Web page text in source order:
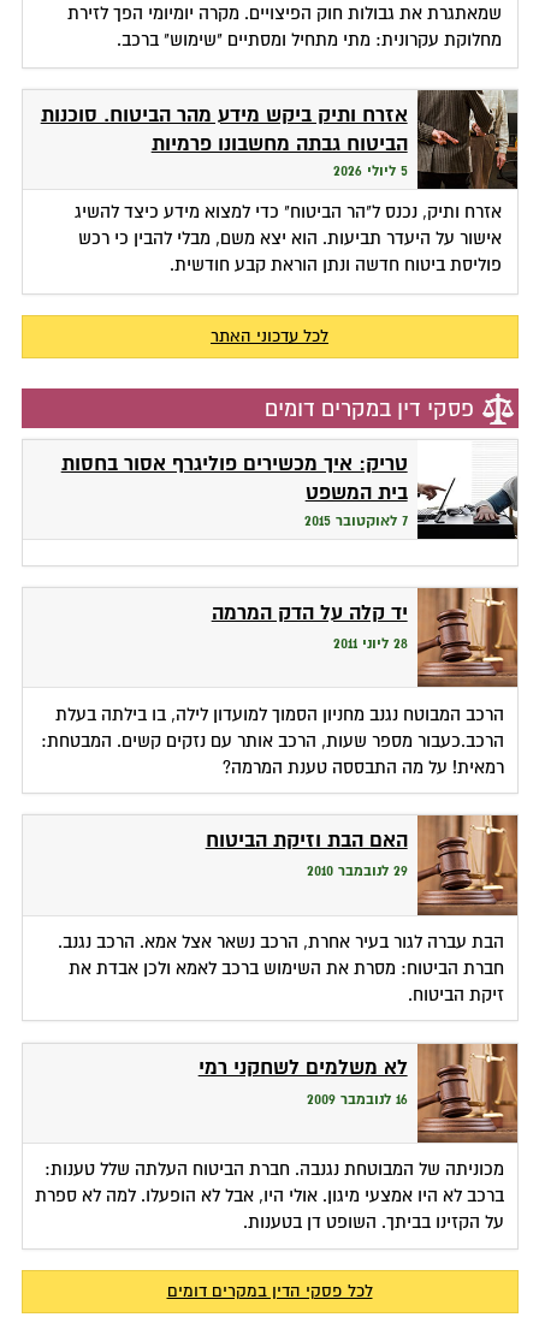
שמאתגרת את גבולות חוק הפיצויים. מקרה יומיומי הפך לזירת
מחלוקת עקרונית: מתי מתחיל ומסתיים "שימוש" ברכב.
אזרח ותיק ביקש מידע מהר הביטוח. סוכנות
הביטוח גבתה מחשבונו פרמיות
5 ליולי 2026
אזרח ותיק, נכנס ל"הר הביטוח" כדי למצוא מידע כיצד להשיג
אישור על היעדר תביעות. הוא יצא משם, מבלי להבין כי רכש
פוליסת ביטוח חדשה ונתן הוראת קבע חודשית.
לכל עדכוני האתר
פסקי דין במקרים דומים
טריק: איך מכשירים פוליגרף אסור בחסות
בית המשפט
7 לאוקטובר 2015
יד קלה על הדק המרמה
28 ליוני 2011
הרכב המבוטח נגנב מחניון הסמוך למועדון לילה, בו בילתה בעלת
הרכב.כעבור מספר שעות, הרכב אותר עם נזקים קשים. המבטחת:
רמאית! על מה התבססה טענת המרמה?
האם הבת וזיקת הביטוח
29 לנובמבר 2010
הבת עברה לגור בעיר אחרת, הרכב נשאר אצל אמא. הרכב נגנב.
חברת הביטוח: מסרת את השימוש ברכב לאמא ולכן אבדת את
זיקת הביטוח.
לא משלמים לשחקני רמי
16 לנובמבר 2009
מכוניתה של המבוטחת נגנבה. חברת הביטוח העלתה שלל טענות:
ברכב לא היו אמצעי מיגון. אולי היו, אבל לא הופעלו. למה לא ספרת
על הקזינו בביתך. השופט דן בטענות.
לכל פסקי הדין במקרים דומים